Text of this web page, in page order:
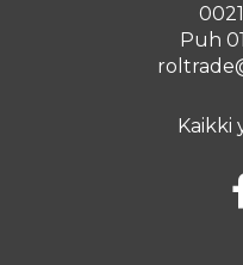
Puh
Kaikki